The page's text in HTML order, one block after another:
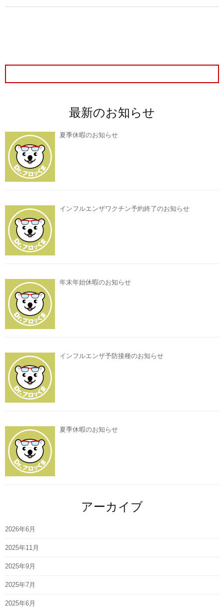
最新のお知らせ
夏季休暇のお知らせ
インフルエンザワクチン予約終了のお知らせ
年末年始休暇のお知らせ
インフルエンザ予防接種のお知らせ
夏季休暇のお知らせ
アーカイブ
2026年6月
2025年11月
2025年9月
2025年7月
2025年6月